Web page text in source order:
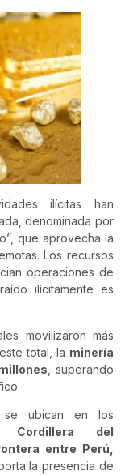
ilícitas han
denominada por
que aprovecha la
Los recursos
operaciones de
ilícitamente es
movilizaron más
total, la minería
, superando
se ubican en los
Cordillera del
entre Perú,
la presencia de